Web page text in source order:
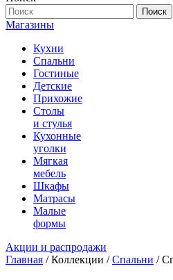
Поиск
Магазины
Кухни
Спальни
Гостиные
Детские
Прихожие
Столы
и стулья
Кухонные
уголки
Мягкая
мебель
Шкафы
Матрасы
Малые
формы
Акции и распродажи
Главная / Коллекции /Спальни /